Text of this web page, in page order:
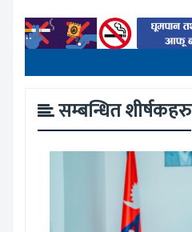
सम्बन्धित शीर्षकहरु